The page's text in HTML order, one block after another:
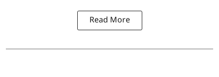
Read More